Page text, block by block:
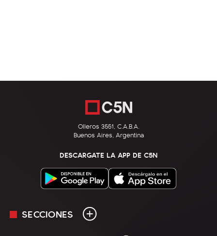
Olleros 3551, C.A.B.A.
Buenos Aires, Argentina
DESCARGATE LA APP DE C5N
SECCIONES